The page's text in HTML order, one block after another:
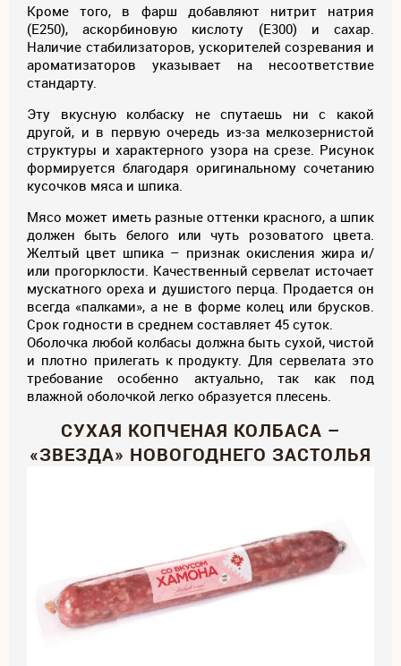
Кроме того, в фарш добавляют нитрит натрия
(Е250), аскорбиновую кислоту (Е300) и сахар.
Наличие стабилизаторов, ускорителей созревания и
ароматизаторов указывает на несоответствие
стандарту.
Эту вкусную колбаску не спутаешь ни с какой
другой, и в первую очередь из-за мелкозернистой
структуры и характерного узора на срезе. Рисунок
формируется благодаря оригинальному сочетанию
кусочков мяса и шпика.
Мясо может иметь разные оттенки красного, а шпик
должен быть белого или чуть розоватого цвета.
Желтый цвет шпика – признак окисления жира и/
или прогорклости. Качественный сервелат источает
мускатного ореха и душистого перца. Продается он
всегда «палками», а не в форме колец или брусков.
Срок годности в среднем составляет 45 суток.
Оболочка любой колбасы должна быть сухой, чистой
и плотно прилегать к продукту. Для сервелата это
требование особенно актуально, так как под
влажной оболочкой легко образуется плесень.
СУХАЯ КОПЧЕНАЯ КОЛБАСА –
«ЗВЕЗДА» НОВОГОДНЕГО ЗАСТОЛЬЯ